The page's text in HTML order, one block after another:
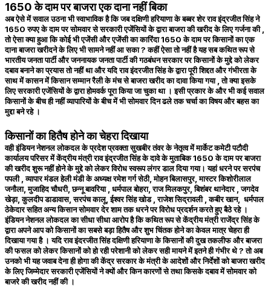
1650 के दाम पर बाजरा एक दाना नहीं बिका
अब ऐसे में सवाल उठना भी स्वाभाविक है कि जब दक्षिणी हरियाणा के बब्बर शेर राव इंद्रजीत सिंह ने
1650 रुपए के दाम पर सोमवार से सरकारी एजेंसियों के द्वारा बाजरा की खरीद के लिए गर्जना की ,
तो ऐसा क्या हुआ कि कोई भी एजेंसी और एजेंसी का कारिंदा 1650 के दाम पर किसानों का एक
दाना बाजरा खरीदने के लिए भी सामने नहीं आ सका ? कहीं ऐसा तो नहीं है यह सब कथित रूप से
भारतीय जनता पार्टी और जननायक जनता पार्टी की गठबंधन सरकार पर किसानों के मुद्दे को लेकर
दबाव बनाने का प्रयास तो नहीं था और यदि राव इंदरजीत सिंह के द्वारा पूरी शिद्दत और गंभीरता के
साथ में कासन में किसान सम्मान रैली के मंच से बाजरा खरीद का दावा किया गया , तो क्या इसके
लिए सरकारी एजेंसियों के द्वारा होमवर्क पूरा किया जा चुका था । इसी प्रकार के और भी कई सवाल
किसानों के बीच ही नहीं व्यापारियों के बीच में भी सोमवार दिन ढले तक चर्चा का विषय और बहस का
मुद्दा बने रहे ।
किसानों का हितैष होने का चेहरा दिखाया
वही इंडियन नेशनल लोकदल के प्रदेश प्रवक्ता सुखबीर तंवर के नेतृत्व में मार्केट कमेटी पटौदी
कार्यालय परिसर में केंद्रीय मंत्री राव इंद्रजीत सिंह के दावे के मुताबिक 1650 के दाम पर बाजरा
की खरीद शुरू नहीं होने के मुद्दे को लेकर विरोध स्वरूप लंगर डाल दिया गया। यहां धरने पर सरपंच
पपली , व्यापार मंडल हेली मंडी के अध्यक्ष रमेश गर्ग सेठी, मोहन बिलासपुर, मास्टर किशोरीलाल
जनौला, मुजाहिद चौधरी, छन्नू बावरिया , धर्मपाल बोहरा, राज मिलकपुर, बिशंबर थानेदार , जगदेव
खेड़ा, कुलदीप डाडावास, सरपंच कालू, ईश्वर सिंह खोड , राजेश सिद्रावली , कबीर खान, धर्मपाल
ठेकेदार सहित अन्य किसान सोमवार देर शाम तक धरने पर विरोध प्रदर्शन करते हुए बैठे रहे ।
इंडियन नेशनल लोकदल का सीधा सीधा आरोप है कि कथित रूप से केंद्रीय मंत्री राजेंद्र सिंह के
द्वारा अपने आप को किसानों का सबसे बड़ा हितैष और शुभ चिंतक होने का केवल मात्र चेहरा ही
दिखाया गया है । यदि राव इंदरजीत सिंह दक्षिणी हरियाणा के किसानों की दुख तकलीफ और बाजरा
की फसल को लेकर किसानों को हो रही परेशानी को लेकर सही मायने में इतने ही गंभीर थे ? तो अब
उनको भी यह जवाब देना ही होगा की केंद्र सरकार के मंत्री के आदेशों और निर्देशों को बाजरा खरीद
के लिए जिम्मेदार सरकारी एजेंसियों ने क्यों और किन कारणों से तथा किसके दबाव में सोमवार को
बाजरे की खरीद नहीं की ।